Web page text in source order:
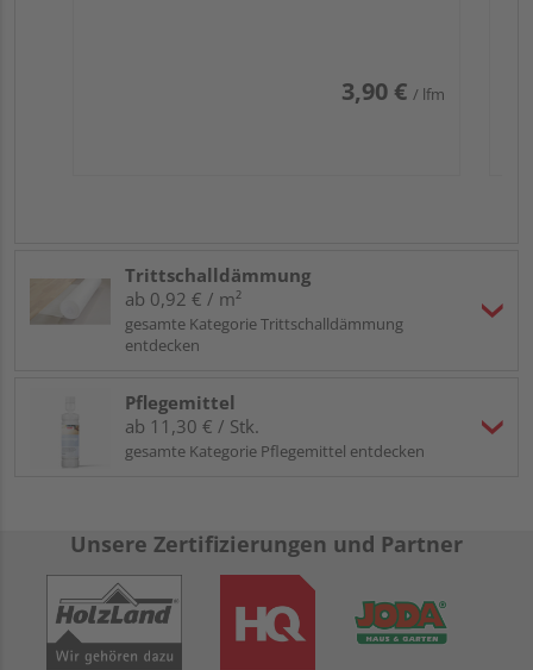
3,90 € / lfm
Trittschalldämmung
ab 0,92 € / m²
gesamte Kategorie Trittschalldämmung
entdecken
Pflegemittel
ab 11,30 € / Stk.
gesamte Kategorie Pflegemittel entdecken
Unsere Zertifizierungen und Partner